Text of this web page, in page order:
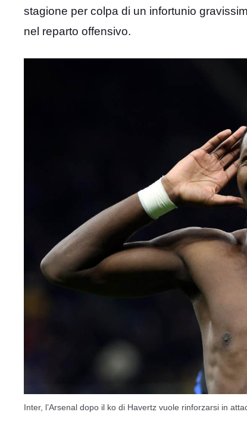
stagione per colpa di un infortunio
nel reparto offensivo.
Inter, l’Arsenal dopo il ko di Havertz vuole rinforzarsi in